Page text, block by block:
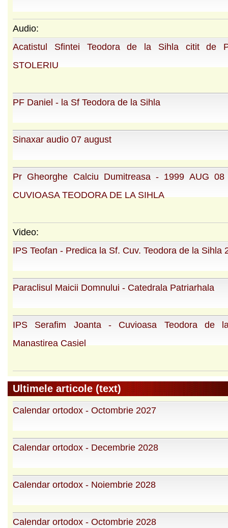
Audio:
Acatistul Sfintei Teodora de la Sihla citit de
STOLERIU
PF Daniel - la Sf Teodora de la Sihla
Sinaxar audio 07 august
Pr Gheorghe Calciu Dumitreasa - 1999 AUG 08
CUVIOASA TEODORA DE LA SIHLA
Video:
IPS Teofan - Predica la Sf. Cuv. Teodora de la Sihla
Paraclisul Maicii Domnului - Catedrala Patriarhala
IPS Serafim Joanta - Cuvioasa Teodora de
Manastirea Casiel
Ultimele articole (text)
Calendar ortodox - Octombrie 2027
Calendar ortodox - Decembrie 2028
Calendar ortodox - Noiembrie 2028
Calendar ortodox - Octombrie 2028